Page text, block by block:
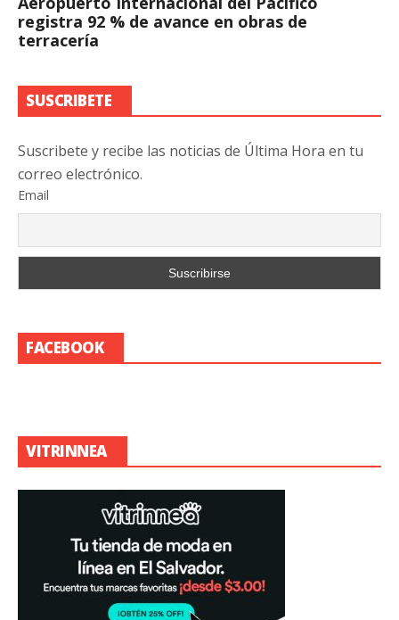
registra 92 % de avance en obras de
terracería
SUSCRIBETE
Suscribete y recibe las noticias de Última Hora en tu
correo electrónico.
Email
FACEBOOK
VITRINNEA